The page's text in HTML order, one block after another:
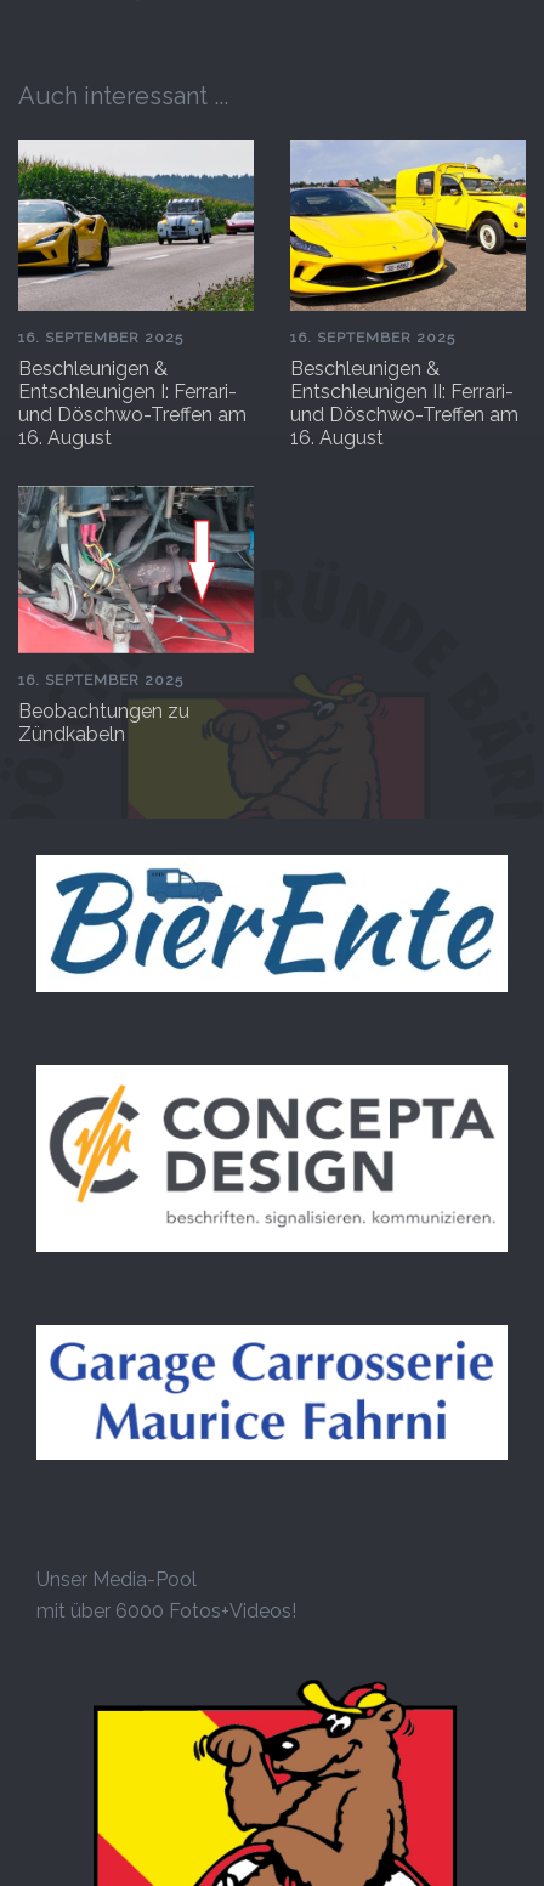
Auch interessant ...
16. SEPTEMBER 2025
Beschleunigen &
Entschleunigen I: Ferrari-
und Döschwo-Treffen am
16. August
16. SEPTEMBER 2025
Beschleunigen &
Entschleunigen II: Ferrari-
und Döschwo-Treffen am
16. August
16. SEPTEMBER 2025
Beobachtungen zu
Zündkabeln
Unser Media-Pool
mit über 6000 Fotos+Videos!